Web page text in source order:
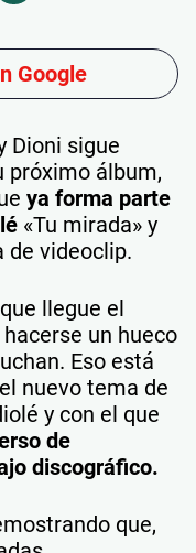
Google
Dioni sigue
próximo álbum,
ya forma parte
«Tu mirada» y
de videoclip.
llegue el
un hueco
Eso está
nuevo tema de
y con el que
de
discográfico.
que,